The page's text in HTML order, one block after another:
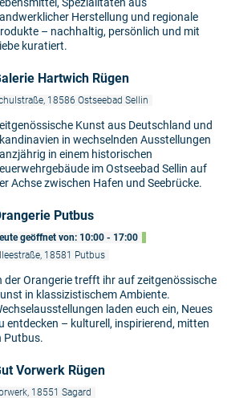
Herstellung und regionale
– nachhaltig, persönlich und mit
kuratiert.
Hartwich Rügen
18586 Ostseebad Sellin
Kunst aus Deutschland und
in wechselnden Ausstellungen
in einem historischen
im Ostseebad Sellin auf
Achse zwischen Hafen und Seebrücke.
Putbus
geöffnet von: 10:00 - 17:00
18581 Putbus
der Orangerie trefft ihr auf zeitgenössische
in klassizistischem Ambiente.
laden euch ein, Neues
entdecken – kulturell, inspirierend, mitten
Putbus.
Vorwerk Rügen
18551 Sagard